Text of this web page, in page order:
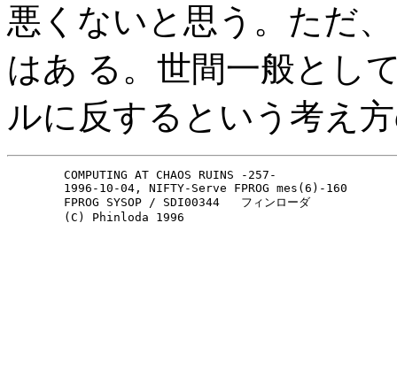
悪くないと思う。ただ
はあ る。世間一般とし
ルに反するという考え
        COMPUTING AT CHAOS RUINS -257-
        1996-10-04, NIFTY-Serve FPROG mes(6)-160
        FPROG SYSOP / SDI00344   フィンローダ